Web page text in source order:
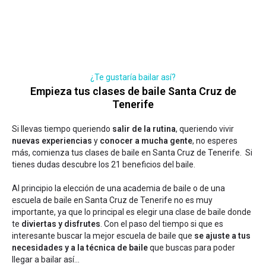
¿Te gustaría bailar así?
Empieza tus clases de baile Santa Cruz de
Tenerife
Si llevas tiempo queriendo salir de la rutina, queriendo vivir
nuevas experiencias y conocer a mucha gente, no esperes
más, comienza tus clases de baile en Santa Cruz de Tenerife. Si
tienes dudas descubre los 21 beneficios del baile.
Al principio la elección de una academia de baile o de una
escuela de baile en Santa Cruz de Tenerife no es muy
importante, ya que lo principal es elegir una clase de baile donde
te diviertas y disfrutes. Con el paso del tiempo si que es
interesante buscar la mejor escuela de baile que se ajuste a tus
necesidades y a la técnica de baileque buscas para poder
llegar a bailar así...